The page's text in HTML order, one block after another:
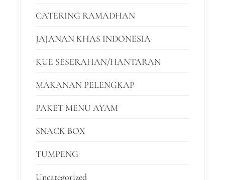
CATERING RAMADHAN
JAJANAN KHAS INDONESIA
KUE SESERAHAN/HANTARAN
MAKANAN PELENGKAP
PAKET MENU AYAM
SNACK BOX
TUMPENG
Uncategorized